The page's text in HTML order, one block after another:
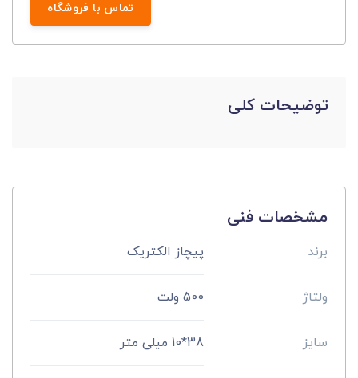
تماس با فروشگاه
توضیحات کلی
مشخصات فنی
برند پیچاز الکتریک
ولتاژ 500 ولت
سایز 38*10 میلی متر